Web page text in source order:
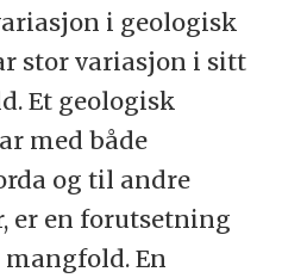
i geologisk
stor variasjon i sitt
Et geologisk
med både
og til andre
er en forutsetning
En